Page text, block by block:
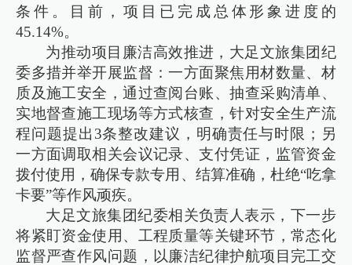
条件。目前，项目已完成总体形象进度的
45.14%。
为推动项目廉洁高效推进，大足文旅集团纪
委多措并举开展监督：一方面聚焦用材数量、材
质及施工安全，通过查阅台账、抽查采购清单、
实地督查施工现场等方式核查，针对安全生产流
程问题提出3条整改建议，明确责任与时限；另
一方面调取相关会议记录、支付凭证，监管资金
拨付使用，确保专款专用、结算准确，杜绝“吃拿
卡要”等作风顽疾。
大足文旅集团纪委相关负责人表示，下一步
将紧盯资金使用、工程质量等关键环节，常态化
监督严查作风问题，以廉洁纪律护航项目完工交